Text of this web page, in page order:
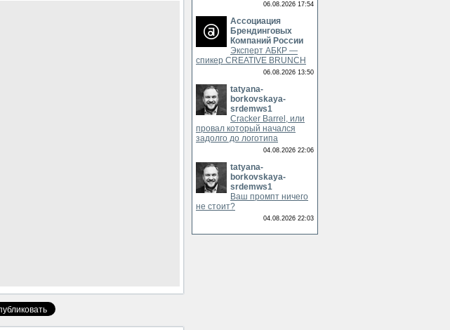
06.08.2026 17:54
Ассоциация
Брендинговых
Компаний России
Эксперт АБКР —
спикер CREATIVE BRUNCH
06.08.2026 13:50
tatyana-
borkovskaya-
srdemws1
Cracker Barrel, или
провал который начался
задолго до логотипа
04.08.2026 22:06
tatyana-
borkovskaya-
srdemws1
Ваш промпт ничего
не стоит?
04.08.2026 22:03